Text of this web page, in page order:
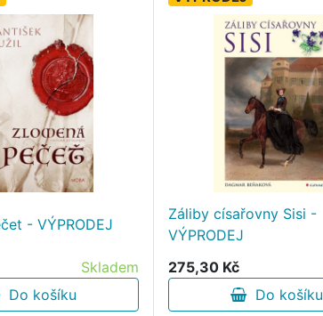
- VÝPRODEJ
Skladem
Do košíku
Záliby císařovny Sisi -
VÝPRODEJ
275,30 Kč
Do košíku